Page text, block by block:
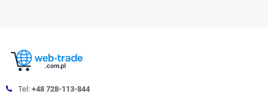
Tel: +48 728-113-844